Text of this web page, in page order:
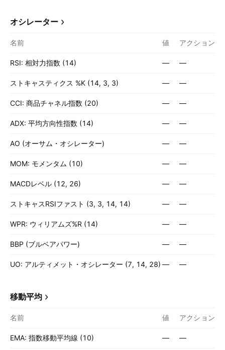
オシレーター
名前 値 アクション
RSI: 相対力指数 (14) — —
ストキャスティクス %K (14, 3, 3) — —
CCI: 商品チャネル指数 (20) — —
ADX: 平均方向性指数 (14) — —
AO (オーサム・オシレーター) — —
MOM: モメンタム (10) — —
MACDレベル (12, 26) — —
ストキャスRSIファスト (3, 3, 14, 14) — —
WPR: ウィリアムズ%R (14) — —
BBP (ブルベアパワー) — —
UO: アルティメット・オシレーター (7, 14, 28) — —
移動平均
名前 値 アクション
EMA: 指数移動平均線 (10) — —